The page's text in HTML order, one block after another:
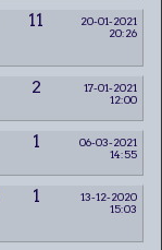
11
20-01-2021
20:26
2
17-01-2021
12:00
1
06-03-2021
14:55
1
13-12-2020
15:03